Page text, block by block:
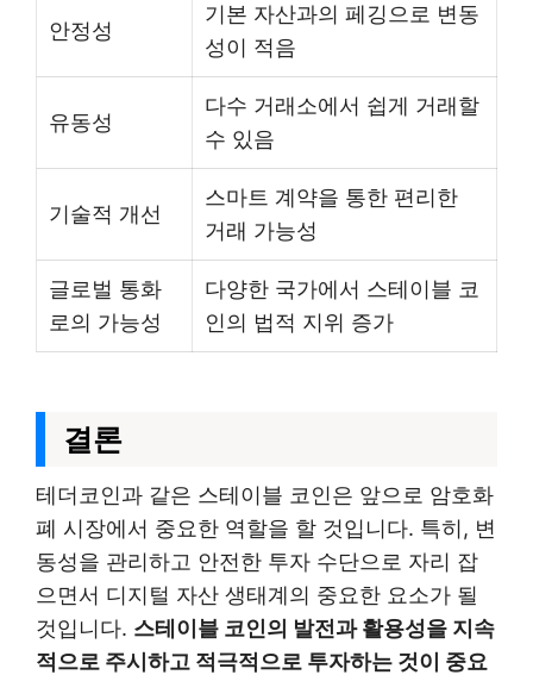
안정성
기본 자산과의 페깅으로 변동
성이 적음
유동성
다수 거래소에서 쉽게 거래할
수 있음
기술적 개선
스마트 계약을 통한 편리한
거래 가능성
글로벌 통화
로의 가능성
다양한 국가에서 스테이블 코
인의 법적 지위 증가
결론
테더코인과 같은 스테이블 코인은 앞으로 암호화
폐 시장에서 중요한 역할을 할 것입니다. 특히, 변
동성을 관리하고 안전한 투자 수단으로 자리 잡
으면서 디지털 자산 생태계의 중요한 요소가 될
것입니다. 스테이블 코인의 발전과 활용성을 지속
적으로 주시하고 적극적으로 투자하는 것이 중요